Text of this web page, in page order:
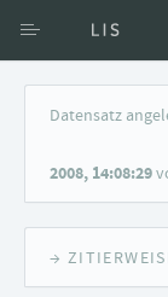
Zugang über
Suche nach
Datensatz
2008, 14:08:29
→